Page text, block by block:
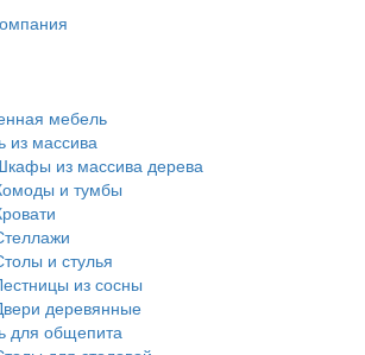
мебель
из массива
из массива дерева
и тумбы
и стулья
из сосны
деревянные
для общепита